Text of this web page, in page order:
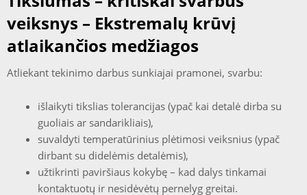
veiksnys – Ekstremalų krūvį
atlaikančios medžiagos
Atliekant tekinimo darbus sunkiajai pramonei, svarbu:
išlaikyti tikslias tolerancijas (ypač kai detalė dirba su
guoliais ar sandarikliais),
suvaldyti temperatūrinius plėtimosi veiksnius (ypač
dirbant su didelėmis detalėmis),
užtikrinti paviršiaus kokybę – kad dalys tinkamai
kontaktuotų ir nesidėvėtų pernelyg greitai.